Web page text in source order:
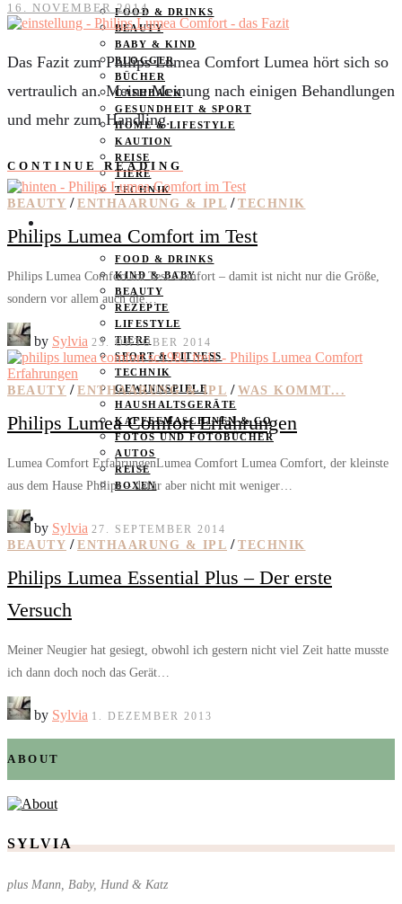
FOOD & DRINKS
BEAUTY
BABY & KIND
BLOGGER
BÜCHER
CASHBACK
GESUNDHEIT & SPORT
HOME & LIFESTYLE
KAUTION
REISE
TIERE
TECHNIK
FOOD & DRINKS
KIND & BABY
BEAUTY
REZEPTE
LIFESTYLE
TIERE
SPORT & FITNESS
TECHNIK
GEWINNSPIELE
HAUSHALTSGERÄTE
KAFFEEMASCHINEN & CO
FOTOS UND FOTOBÜCHER
AUTOS
REISE
BOXEN
16. NOVEMBER 2014
Das Fazit zum Philips Lumea Comfort Lumea hört sich so
vertraulich an. Meine Meinung nach einigen Behandlungen
und mehr zum Handling.
CONTINUE READING
BEAUTY / ENTHAARUNG & IPL / TECHNIK
Philips Lumea Comfort im Test
Philips Lumea Comfort im Test Comfort – damit ist nicht nur die Größe,
sondern vor allem auch die…
by Sylvia 23. OKTOBER 2014
BEAUTY / ENTHAARUNG & IPL / WAS KOMMT...
Philips Lumea Comfort Erfahrungen
Lumea Comfort ErfahrungenLumea Comfort Lumea Comfort, der kleinste
aus dem Hause Philips – dafür aber nicht mit weniger…
by Sylvia 27. SEPTEMBER 2014
BEAUTY / ENTHAARUNG & IPL / TECHNIK
Philips Lumea Essential Plus – Der erste
Versuch
Meiner Neugier hat gesiegt, obwohl ich gestern nicht viel Zeit hatte musste
ich dann doch noch das Gerät…
by Sylvia 1. DEZEMBER 2013
ABOUT
SYLVIA
plus Mann, Baby, Hund & Katz